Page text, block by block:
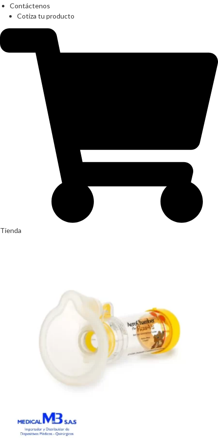
Contáctenos
Cotiza tu producto
Tienda